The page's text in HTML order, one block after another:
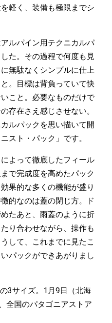
軽く、装備も極限までシ
ルパイン用テクニカルパ
た。その過程で何度も見
無駄なくシンプルに仕上
。目標は背負っていて快
こと。必要なものだけで
存在さえ感じさせない。
ルパックを思い描いて開
スト・パック」です。
よって徹底したフィール
で完成度を高めたパック
果的な多くの機能が盛り
的なのは蓋の閉じ方。ド
たあと、雨蓋のように折
り合わせながら、操作も
して、これまでに見たこ
パックができあがりまし
3サイズ。1月9日（北海
全国のパタゴニアストア